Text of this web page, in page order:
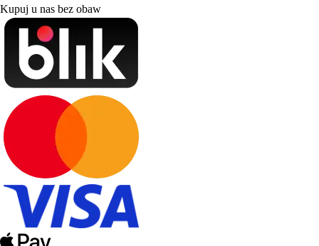
Kupuj u nas bez obaw